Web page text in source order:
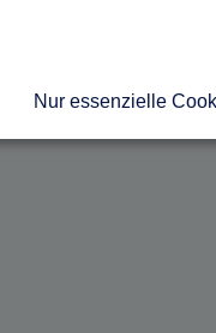
Nur essenzielle